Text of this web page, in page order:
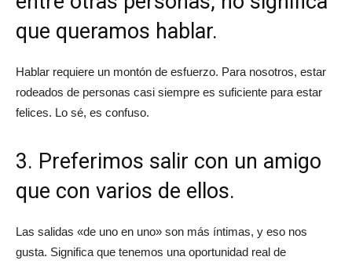
que queramos hablar.
Hablar requiere un montón de esfuerzo. Para nosotros, estar
rodeados de personas casi siempre es suficiente para estar
felices. Lo sé, es confuso.
3. Preferimos salir con un amigo
que con varios de ellos.
Las salidas «de uno en uno» son más íntimas, y eso nos
gusta. Significa que tenemos una oportunidad real de